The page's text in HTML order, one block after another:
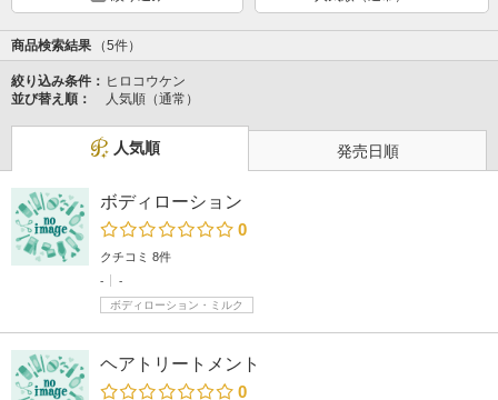
商品検索結果 （5件）
絞り込み条件： ヒロコウケン
並び替え順：
人気順（通常）
人気順 発売日順
ボディローション
0
クチコミ 8件
-
-
ボディローション・ミルク
ヘアトリートメント
0